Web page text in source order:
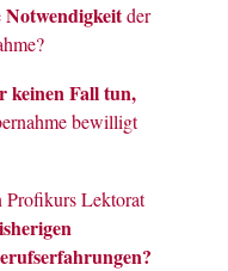
Notwendigkeitder
keinen Fall tun,
bewilligt
Profikurs Lektorat